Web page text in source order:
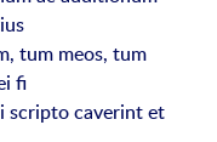
tum meos, tum
fi
scripto caverint et